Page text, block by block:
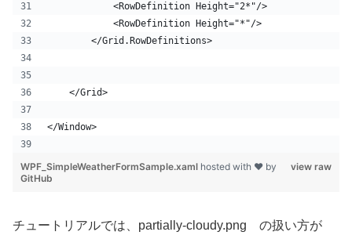
            <RowDefinition Height="2*"/>
            <RowDefinition Height="*"/>
        </Grid.RowDefinitions>
    </Grid>
</Window>
view raw
WPF_SimpleWeatherFormSample.xaml hosted with ❤ by
GitHub
チュートリアルでは、partially-cloudy.png の扱い方が